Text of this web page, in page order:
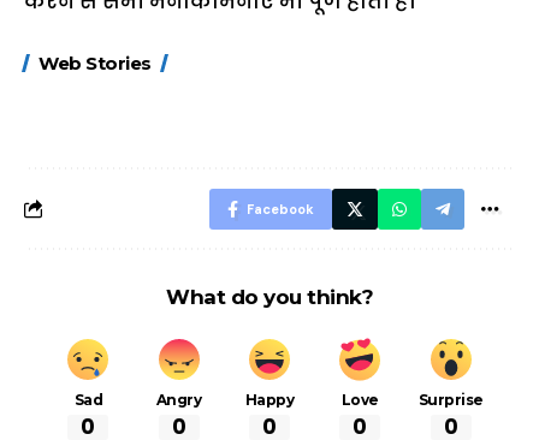
Web Stories
FASTag के ये नए
Facebook
What do you think?
Sad
0
Angry
0
Happy
0
Love
0
Surprise
0